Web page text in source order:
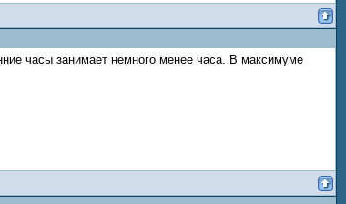
часы занимает немного менее часа. В максимуме